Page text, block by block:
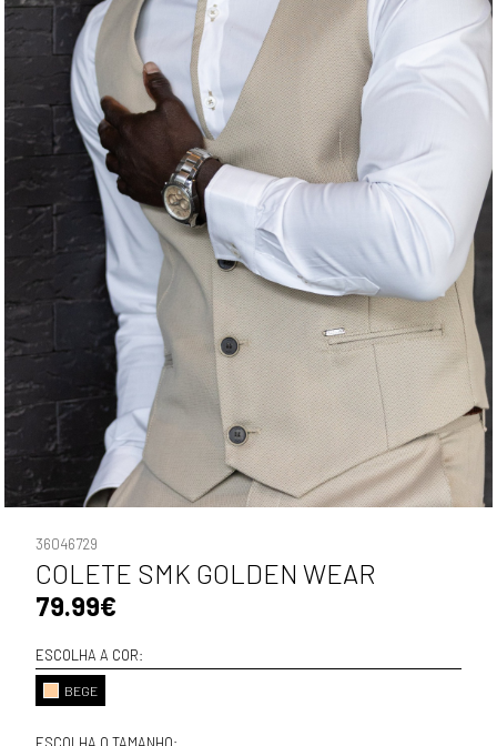
36046729
COLETE SMK GOLDEN WEAR
79.99€
ESCOLHA A COR:
BEGE
ESCOLHA O TAMANHO: